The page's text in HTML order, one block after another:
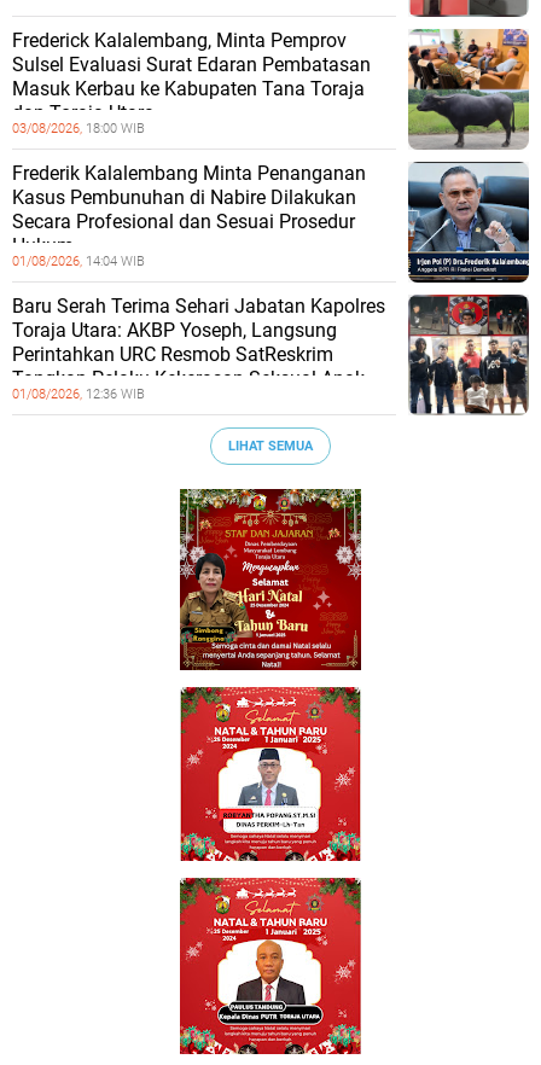
Frederick Kalalembang, Minta Pemprov
Sulsel Evaluasi Surat Edaran Pembatasan
Masuk Kerbau ke Kabupaten Tana Toraja
dan Toraja Utara
03/08/2026, 18:00 WIB
Frederik Kalalembang Minta Penanganan
Kasus Pembunuhan di Nabire Dilakukan
Secara Profesional dan Sesuai Prosedur
Hukum
01/08/2026, 14:04 WIB
Baru Serah Terima Sehari Jabatan Kapolres
Toraja Utara: AKBP Yoseph, Langsung
Perintahkan URC Resmob SatReskrim
Tangkap Pelaku Kekerasan Seksual Anak
01/08/2026, 12:36 WIB
LIHAT SEMUA